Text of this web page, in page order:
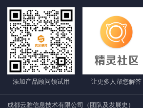
添加产品顾问领试用 让更多人帮您解答
成都云雅信息技术有限公司 （ 团队及发展史 ）